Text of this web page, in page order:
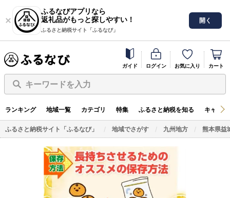
ふるなびアプリなら
返礼品がもっと探しやすい！
ふるさと納税サイト「ふるなび」
開く
ガイド ログイン お気に入り カート
キーワードを入力
ランキング 地域一覧 カテゴリ 特集 ふるさと納税を知る キャン
ふるさと納税サイト「ふるなび」 地域でさがす 九州地方 熊本県益